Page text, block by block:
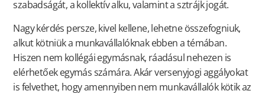
szabadságát, a kollektív alku, valamint a sztrájk jogát.
Nagy kérdés persze, kivel kellene, lehetne összefogniuk,
alkut kötniük a munkavállalóknak ebben a témában.
Hiszen nem kollégái egymásnak, ráadásul nehezen is
elérhetőek egymás számára. Akár versenyjogi aggályokat
is felvethet, hogy amennyiben nem munkavállalók kötik az